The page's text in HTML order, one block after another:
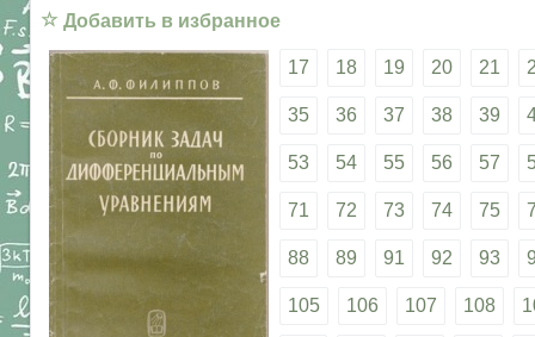
☆ Добавить в избранное
17 18 19 20 21
35 36 37 38 39
53 54 55 56 57
71 72 73 74 75
88 89 91 92 93
105 106 107 108